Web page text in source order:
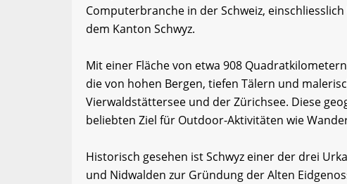
Computerbranche in der Schweiz,
dem Kanton Schwyz.
Mit einer Fläche von etwa 908
die von hohen Bergen, tiefen Tälern und
Vierwaldstättersee und der Zürichsee. Diese
beliebten Ziel für Outdoor-Aktivitäten wie
Historisch gesehen ist Schwyz einer der drei
und Nidwalden zur Gründung der Alten